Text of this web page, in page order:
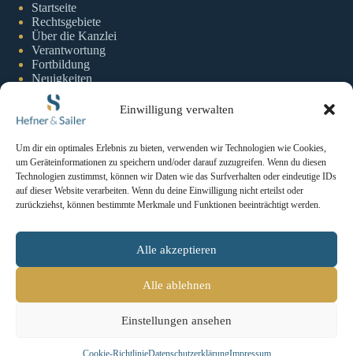
Einwilligung verwalten
Um dir ein optimales Erlebnis zu bieten, verwenden wir Technologien wie Cookies,
um Geräteinformationen zu speichern und/oder darauf zuzugreifen. Wenn du diesen
Technologien zustimmst, können wir Daten wie das Surfverhalten oder eindeutige IDs
auf dieser Website verarbeiten. Wenn du deine Einwilligung nicht erteilst oder
zurückziehst, können bestimmte Merkmale und Funktionen beeinträchtigt werden.
Alle akzeptieren
Alle ablehnen
Einstellungen ansehen
Cookie-RichtlinieDatenschutzerklärungImpressum
Startseite
Rechtsgebiete
Über die Kanzlei
Verantwortung
Fortbildung
Neuigkeiten
Impressum
Datenschutzerklaerung
Cookie-Richtlinie
Kontakt
Kontakt